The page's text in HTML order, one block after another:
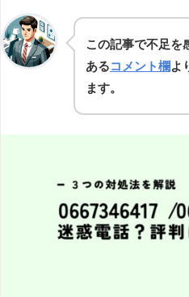
この記事で不足を
あるコメント欄よ
ます。